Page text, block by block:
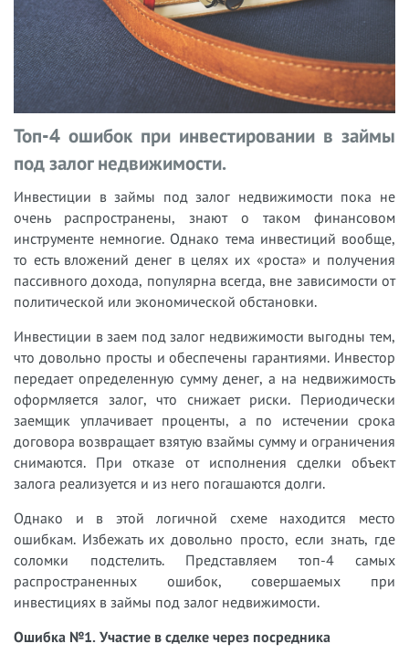
Топ-4 ошибок при инвестировании в займы
под залог недвижимости.
Инвестиции в займы под залог недвижимости пока не
очень распространены, знают о таком финансовом
инструменте немногие. Однако тема инвестиций вообще,
то есть вложений денег в целях их «роста» и получения
пассивного дохода, популярна всегда, вне зависимости от
политической или экономической обстановки.
Инвестиции в заем под залог недвижимости выгодны тем,
что довольно просты и обеспечены гарантиями. Инвестор
передает определенную сумму денег, а на недвижимость
оформляется залог, что снижает риски. Периодически
заемщик уплачивает проценты, а по истечении срока
договора возвращает взятую взаймы сумму и ограничения
снимаются. При отказе от исполнения сделки объект
залога реализуется и из него погашаются долги.
Однако и в этой логичной схеме находится место
ошибкам. Избежать их довольно просто, если знать, где
соломки подстелить. Представляем топ-4 самых
распространенных ошибок, совершаемых при
инвестициях в займы под залог недвижимости.
Ошибка №1. Участие в сделке через посредника